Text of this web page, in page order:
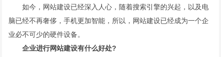
如今，网站建设已经深入人心，随着搜索引擎的兴起，以及电
脑已经不再奢侈，手机更加智能，所以，网站建设已经成为一个企
业必不可少的硬件设备。
企业进行网站建设有什么好处?